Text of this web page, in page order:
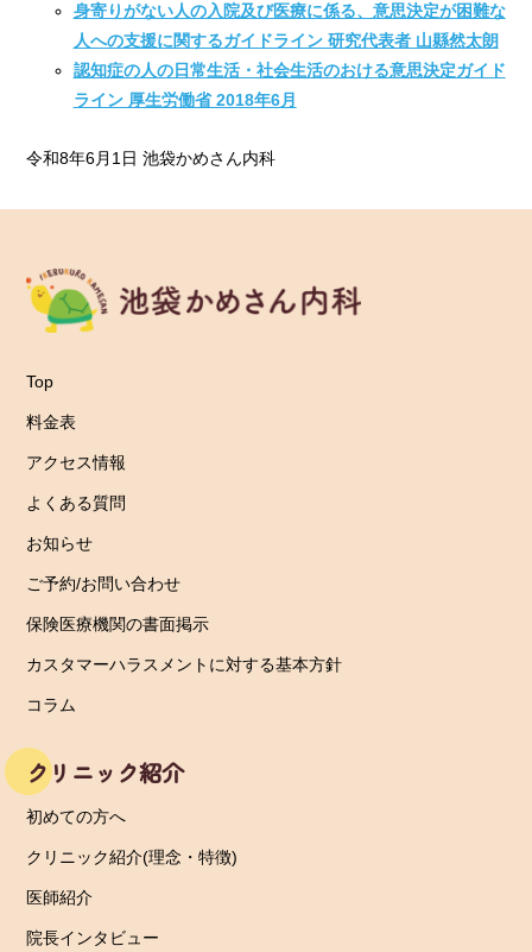
身寄りがない人の入院及び医療に係る、意思決定が困難な
人への支援に関するガイドライン 研究代表者 山縣然太朗
認知症の人の日常生活・社会生活のおける意思決定ガイド
ライン 厚生労働省 2018年6月
令和8年6月1日 池袋かめさん内科
Top
料金表
アクセス情報
よくある質問
お知らせ
ご予約/お問い合わせ
保険医療機関の書面掲示
カスタマーハラスメントに対する基本方針
コラム
クリニック紹介
初めての方へ
クリニック紹介(理念・特徴)
医師紹介
院長インタビュー